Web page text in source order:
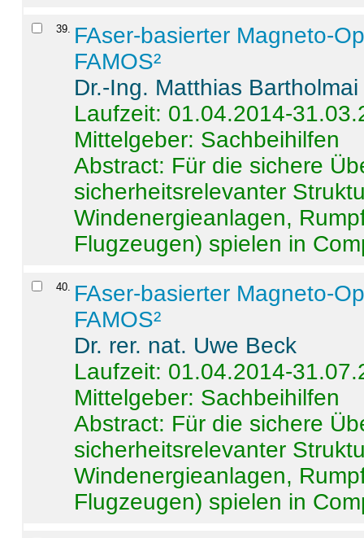
39. FAser-basierter Magneto-
FAMOS²
Dr.-Ing. Matthias Bartholmai
Laufzeit: 01.04.2014-
Mittelgeber: Sachbeihilfen
Abstract: Für die sichere
sicherheitsrelevanter
Windenergieanlagen,
Flugzeugen) spielen in
40. FAser-basierter Magneto-
FAMOS²
Dr. rer. nat. Uwe Beck
Laufzeit: 01.04.2014-
Mittelgeber: Sachbeihilfen
Abstract: Für die sichere
sicherheitsrelevanter
Windenergieanlagen,
Flugzeugen) spielen in